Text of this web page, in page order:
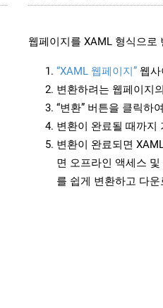
웹페이지를 XAML 형식으로
“XAML 웹페이지” 웹
변환하려는 웹페이지
“변환” 버튼을 클릭하
변환이 완료될 때까지
변환이 완료되면
면 오프라인 액세스
를 쉽게 변환하고 다